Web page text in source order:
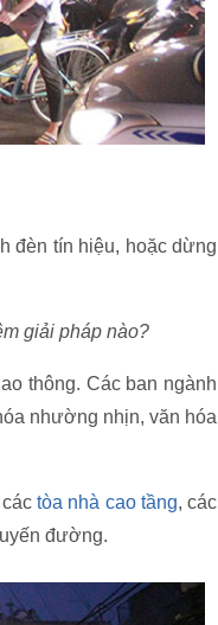
đèn tín hiệu, hoặc dừng
giải pháp nào?
thông. Các ban ngành
nhường nhịn, văn hóa
cáctòa nhà cao tầng, các
đường.